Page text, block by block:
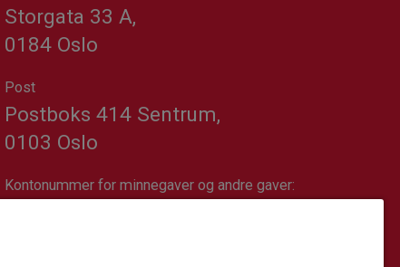
Storgata 33 A,
0184 Oslo
Post
Postboks 414 Sentrum,
0103 Oslo
Kontonummer for minnegaver og andre gaver: